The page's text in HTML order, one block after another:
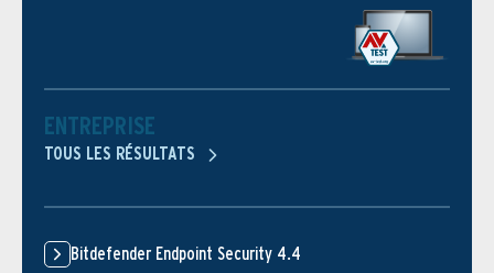
ENTREPRISE
TOUS LES RÉSULTATS
Bitdefender Endpoint Security 4.4